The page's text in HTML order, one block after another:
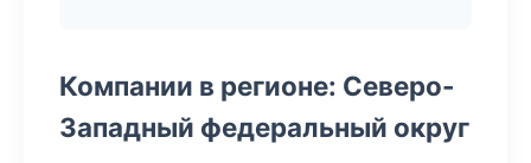
Компании в регионе: Северо-
Западный федеральный округ